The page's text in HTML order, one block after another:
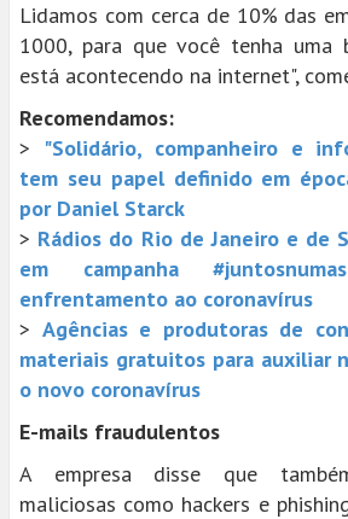
Lidamos com cerca de 10% das
1000, para que você tenha uma
está acontecendo na internet",
Recomendamos:
> "Solidário, companheiro e
tem seu papel definido em
por Daniel Starck
> Rádios do Rio de Janeiro e de
em campanha
enfrentamento ao coronavírus
> Agências e produtoras de
materiais gratuitos para auxiliar
o novo coronavírus
E-mails fraudulentos
A empresa disse que
maliciosas como hackers e